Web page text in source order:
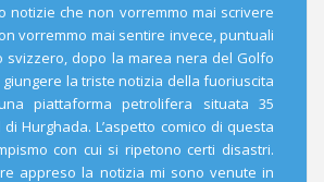
notizie che non vorremmo mai scrivere
vorremmo mai sentire invece, puntuali
svizzero, dopo la marea nera del Golfo
giungere la triste notizia della fuoriuscita
piattaforma petrolifera situata 35
Hurghada. L’aspetto comico di questa
con cui si ripetono certi disastri.
appreso la notizia mi sono venute in